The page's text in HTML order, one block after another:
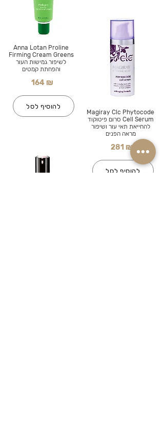
Anna Lotan Proline
Firming Cream Greens
לשיפור גמישות העור
והפחתת קמטים
164 ₪
להוסיף לסל
Magiray Clc Phytocode
Cell Serum סרום פיטוקוד
להחייאת תאי עור ושיפור
מראה הפנים
281 ₪
להוסיף לסל